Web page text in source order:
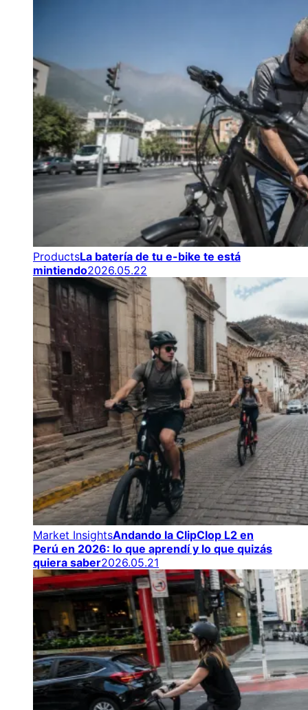
ProductsLa batería de tu e-bike te está
mintiendo2026.05.22
Market InsightsAndando la ClipClop L2 en
Perú en 2026: lo que aprendí y lo que quizás
quiera saber2026.05.21